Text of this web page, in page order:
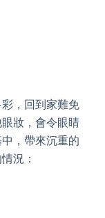
，回到家難免
妝，會令眼睛
，帶來沉重的
況：